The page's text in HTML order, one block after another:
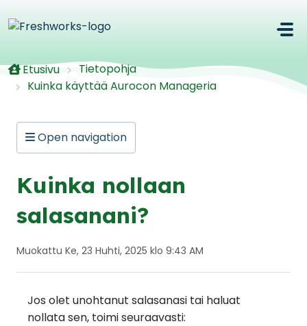
Etusivu
Tietopohja
Kuinka käyttää Aurocon Manageria
Open navigation
Kuinka nollaan
salasanani?
Muokattu Ke, 23 Huhti, 2025 klo 9:43 AM
Jos olet unohtanut salasanasi tai haluat
nollata sen, toimi seuraavasti: